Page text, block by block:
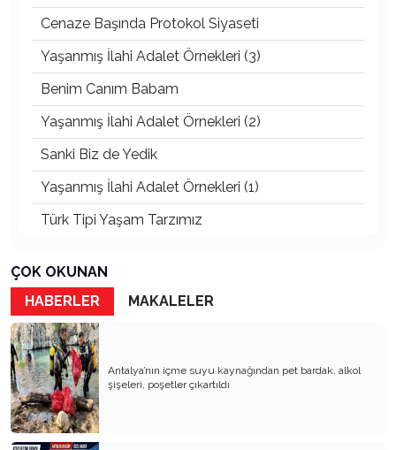
Cenaze Başında Protokol Siyaseti
Yaşanmış İlahi Adalet Örnekleri (3)
Benim Canım Babam
Yaşanmış İlahi Adalet Örnekleri (2)
Sanki Biz de Yedik
Yaşanmış İlahi Adalet Örnekleri (1)
Türk Tipi Yaşam Tarzımız
Katil Ağaçlar
Keşke Herkes Sevdiği ve İyi Bildiği İşi Yapsa
Veda Mektubum
Avm’ler Sinek Avlıyor
Hangi Gazetecilerin Günü?
ÇOK OKUNAN
HABERLER
MAKALELER
Antalya’nın içme suyu kaynağından pet bardak, alkol
şişeleri, poşetler çıkartıldı